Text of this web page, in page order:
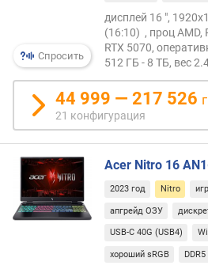
ъ
е
м
в
и
д
е
о
п
а
Спросить
дисплей 16 ",
(16:10) , проц AMD,
RTX 5070,
512 ГБ - 8 ТБ, вес
44 999 — 217 526
21 конфигурация
Acer Nitro 16
2023 год Nitro
апгрейд ОЗУ
USB-C 40G (USB4)
хороший sRGB DDR5